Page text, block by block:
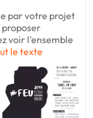
par votre projet
proposer
voir l'ensemble
le texte